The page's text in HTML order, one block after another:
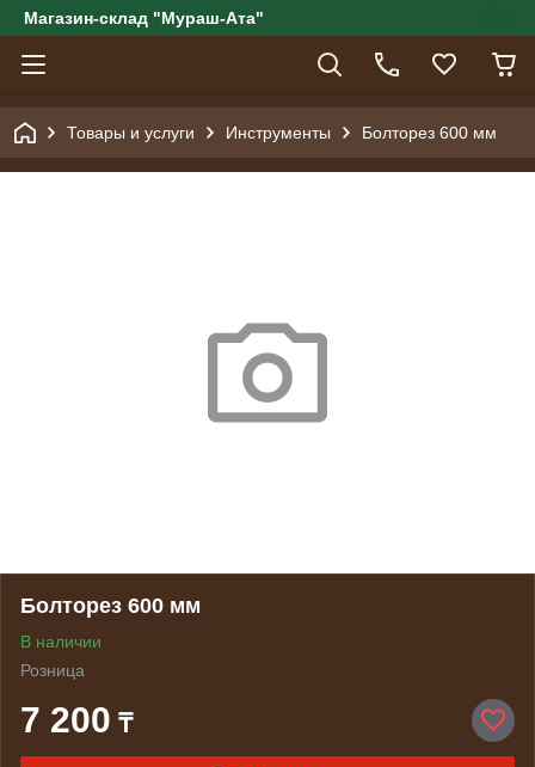
Магазин-склад "Мураш-Ата"
Товары и услуги Инструменты Болторез 600 мм
Болторез 600 мм
В наличии
Розница
7 200 ₸